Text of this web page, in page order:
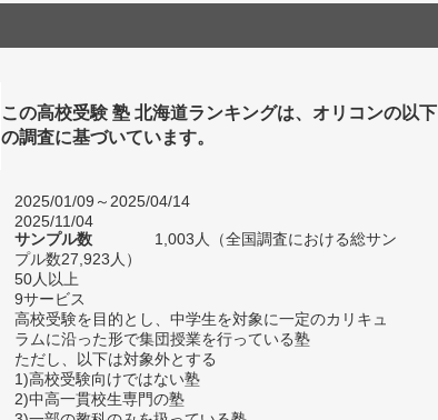
この高校受験 塾 北海道ランキングは、オリコンの以下
の調査に基づいています。
2025/01/09～2025/04/14
2025/11/04
サンプル数
1,003人（全国調査における総サン
プル数27,923人）
50人以上
9サービス
高校受験を目的とし、中学生を対象に一定のカリキュ
ラムに沿った形で集団授業を行っている塾
ただし、以下は対象外とする
1)高校受験向けではない塾
2)中高一貫校生専門の塾